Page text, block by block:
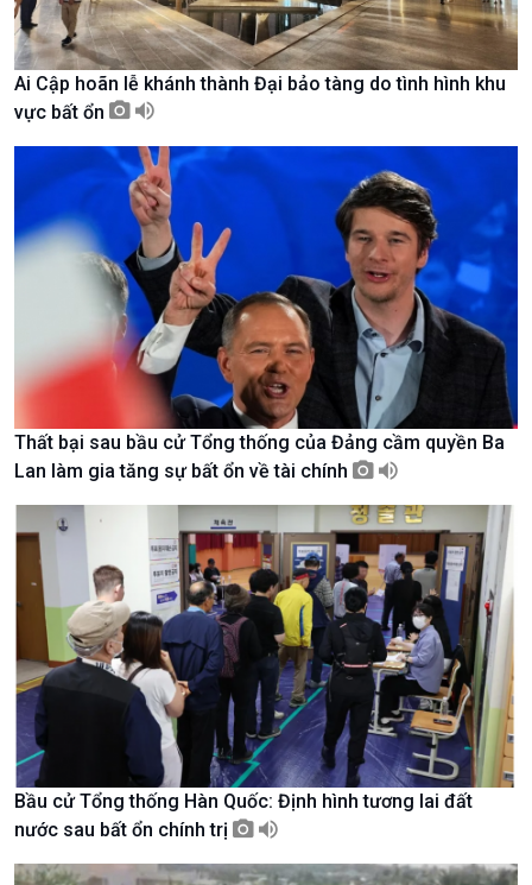
Tin Đời sống & Xã hội
360 độ Sức khỏe
Chuyển đổi Xanh
Tài nguyên và Môi trường
Chuyên gia của bạn
Xã hội chuyển động
Bước chân đến trường
Tin Khoa học & Công nghệ
Kết nối công nghệ
Sống chung với biến đổi
khí hậu
Văn hoá & Du lịch
Tin Văn hoá & Du lịch
Chát với người nổi tiếng
Câu chuyện Thể thao
Multimedia
Ảnh
Video
Infographic
E-Magazine
Ai Cập hoãn lễ khánh thành Đại bảo tàng do tình hình khu
vực bất ổn
Thất bại sau bầu cử Tổng thống của Đảng cầm quyền Ba
Lan làm gia tăng sự bất ổn về tài chính
Bầu cử Tổng thống Hàn Quốc: Định hình tương lai đất
nước sau bất ổn chính trị